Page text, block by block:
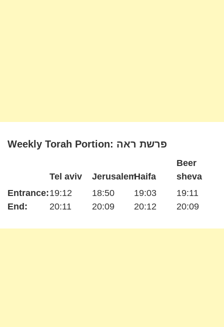
Weekly Torah Portion: פרשת ראה
Entrance:
End:
Tel aviv
19:12
20:11
Jerusalem
18:50
20:09
Haifa
19:03
20:12
Beer
sheva
19:11
20:09